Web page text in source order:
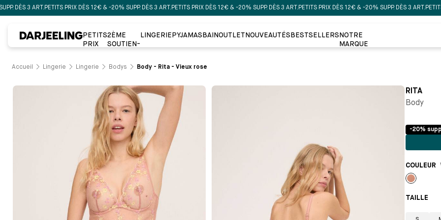
3 ART.PETITS PRIX DÈS 12€ & -20% SUPP. DÈS 3 ART.PETITS PRIX DÈS 12€ & -20% SUPP. DÈS 3 ART.PETITS PRIX DÈS 12€ & -20% SUPP. DÈS 3 ART.PETITS
PETITS
PRIX
2ÈME
SOUTIEN-
LINGERIE PYJAMAS BAINOUTLET NOUVEAUTÉS BESTSELLERS NOTRE
MARQUE
Accueil Lingerie Lingerie Bodys Body - Rita - Vieux rose
RITA
Body
-20%
COULEUR
Vieux
TAILLE